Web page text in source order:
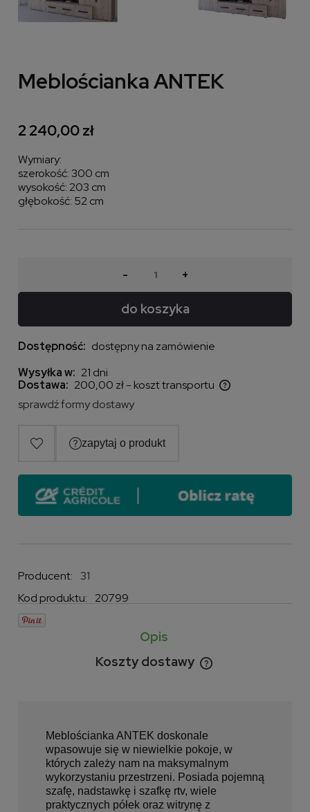
Meblościanka ANTEK
2 240,00 zł
Wymiary:
szerokość: 300 cm
wysokość: 203 cm
głębokość: 52 cm
- +
do koszyka
Dostępność: dostępny na zamówienie
Wysyłka w: 21 dni
Dostawa: 200,00 zł- koszt transportu
Cena nie zawiera ewentualnych kosztów płatności
sprawdź formy dostawy
Producent:
31
Kod produktu:
20799
Opis
Koszty dostawy
Cena nie zawiera ewentualnych kosztów płatności
Meblościanka ANTEK doskonale
wpasowuje się w niewielkie pokoje, w
których zależy nam na maksymalnym
wykorzystaniu przestrzeni. Posiada pojemną
szafę, nadstawkę i szafkę rtv, wiele
praktycznych półek oraz witrynę z